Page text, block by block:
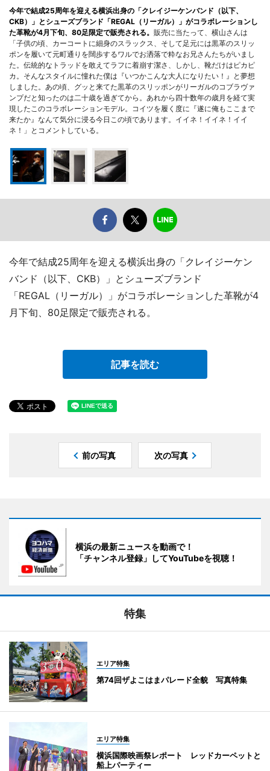
今年で結成25周年を迎える横浜出身の「クレイジーケンバンド（以下、
CKB）」とシューズブランド「REGAL（リーガル）」がコラボレーションし
た革靴が4月下旬、80足限定で販売される。 販売に当たって、横山さんは
「子供の頃、カーコートに細身のスラックス、そして足元には黒革のスリッ
ポンを履いて元町通りを闊歩するワルでお洒落で粋なお兄さんたちがいまし
た。伝統的なトラッドを敢えてラフに着崩す潔さ、しかし、靴だけはピカピ
カ。そんなスタイルに憧れた僕は『いつかこんな大人になりたい！』と夢想
しました。あの頃、グッと来てた黒革のスリッポンがリーガルのコブラヴァ
ンプだと知ったのは二十歳を過ぎてから。あれから四十数年の歳月を経て実
現したこのコラボレーションモデル。コイツを履く度に『遂に俺もここまで
来たか』なんて気分に浸る今日この頃であります。イイネ！イイネ！イイ
ネ！」とコメントしている。
今年で結成25周年を迎える横浜出身の「クレイジーケン
バンド（以下、CKB）」とシューズブランド
「REGAL（リーガル）」がコラボレーションした革靴が4
月下旬、80足限定で販売される。
記事を読む
前の写真 次の写真
横浜の最新ニュースを動画で！
「チャンネル登録」してYouTubeを視聴！
特集
エリア特集
第74回ザよこはまパレード全貌 写真特集
エリア特集
横浜国際映画祭レポート レッドカーペットと
船上パーティー